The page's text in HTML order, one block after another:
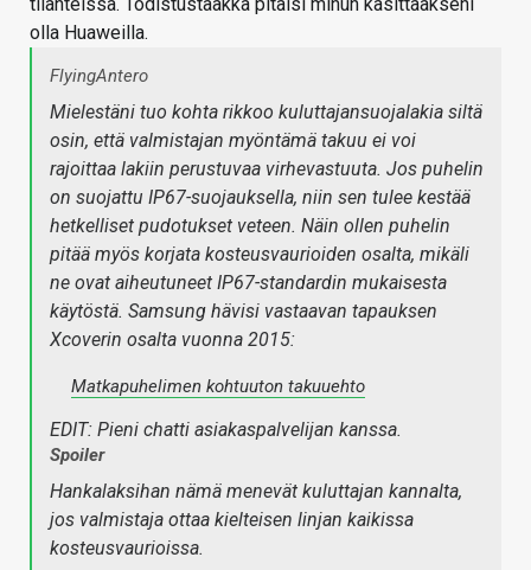
olla Huaweilla.
FlyingAntero
Mielestäni tuo kohta rikkoo kuluttajansuojalakia siltä
osin, että valmistajan myöntämä takuu ei voi
rajoittaa lakiin perustuvaa virhevastuuta. Jos puhelin
on suojattu IP67-suojauksella, niin sen tulee kestää
hetkelliset pudotukset veteen. Näin ollen puhelin
pitää myös korjata kosteusvaurioiden osalta, mikäli
ne ovat aiheutuneet IP67-standardin mukaisesta
käytöstä. Samsung hävisi vastaavan tapauksen
Xcoverin osalta vuonna 2015:
Matkapuhelimen kohtuuton takuuehto
EDIT: Pieni chatti asiakaspalvelijan kanssa.
Spoiler
Hankalaksihan nämä menevät kuluttajan kannalta,
jos valmistaja ottaa kielteisen linjan kaikissa
kosteusvaurioissa.